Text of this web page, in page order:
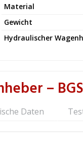
Material
Gewicht
Hydraulischer
–
Daten